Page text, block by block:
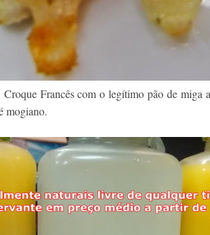
Francês com o legítimo pão de miga
mogiano.